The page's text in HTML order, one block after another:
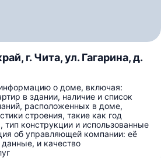
г. Чита, ул. Гагарина, д.
о доме, включая:
в здании, наличие и список
расположенных в доме,
строения, такие как год
тип конструкции и использованные
об управляющей компании: её
и качество